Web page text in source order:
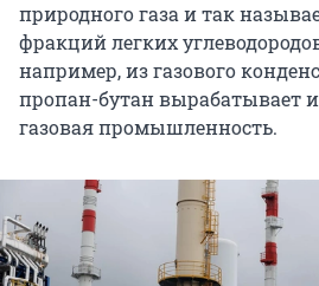
природного газа и так
фракций легких
например, из газового
пропан-бутан вырабатывает
газовая промышленность.